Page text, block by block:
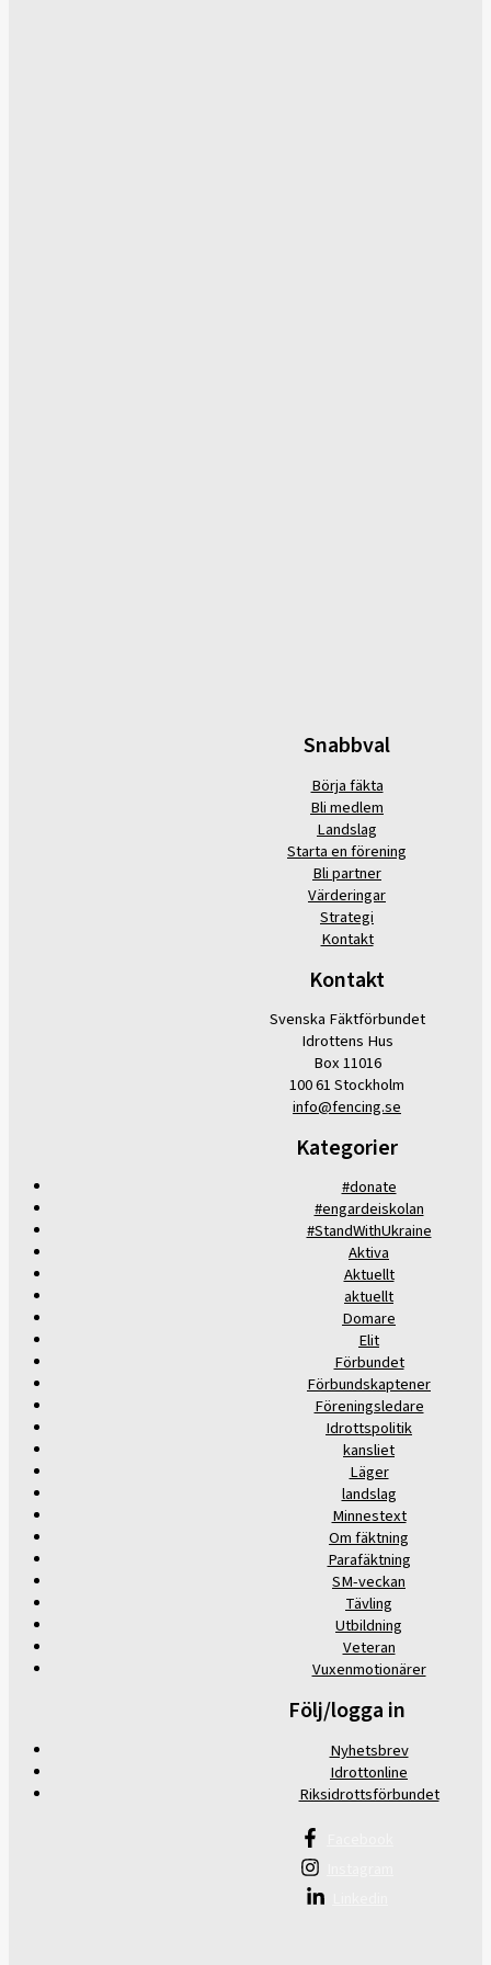
Snabbval
Börja fäkta
Bli medlem
Landslag
Starta en förening
Bli partner
Värderingar
Strategi
Kontakt
Kontakt
Svenska Fäktförbundet
Idrottens Hus
Box 11016
100 61 Stockholm
info@fencing.se
Kategorier
#donate
#engardeiskolan
#StandWithUkraine
Aktiva
Aktuellt
aktuellt
Domare
Elit
Förbundet
Förbundskaptener
Föreningsledare
Idrottspolitik
kansliet
Läger
landslag
Minnestext
Om fäktning
Parafäktning
SM-veckan
Tävling
Utbildning
Veteran
Vuxenmotionärer
Följ/logga in
Nyhetsbrev
Idrottonline
Riksidrottsförbundet